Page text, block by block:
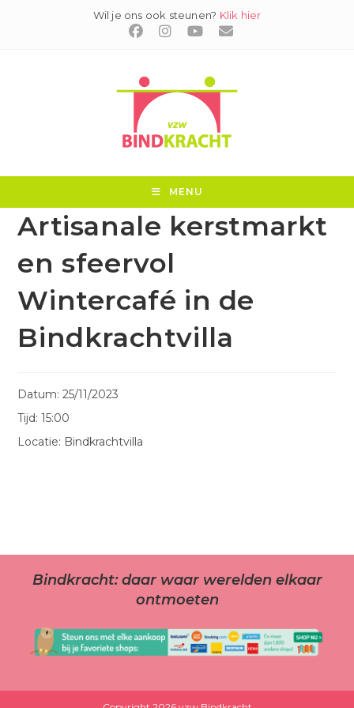
Wil je ons ook steunen? Klik hier
MENU
Artisanale kerstmarkt
en sfeervol
Wintercafé in de
Bindkrachtvilla
Datum:25/11/2023
Tijd:15:00
Locatie: Bindkrachtvilla
Bindkracht: daar waar werelden elkaar
ontmoeten